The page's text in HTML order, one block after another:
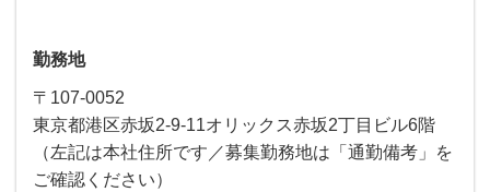
勤務地
〒107-0052
東京都港区赤坂2-9-11オリックス赤坂2丁目ビル6階
（左記は本社住所です／募集勤務地は「通勤備考」を
ご確認ください）